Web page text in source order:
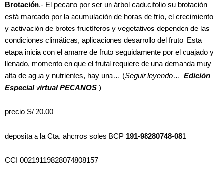
Brotación.- El pecano por ser un árbol caducifolio su brotación
está marcado por la acumulación de horas de frío, el crecimiento
y activación de brotes fructíferos y vegetativos dependen de las
condiciones climáticas, aplicaciones desarrollo del fruto. Esta
etapa inicia con el amarre de fruto seguidamente por el cuajado y
llenado, momento en que el frutal requiere de una demanda muy
alta de agua y nutrientes, hay una… (Seguir leyendo… Edición
Especial virtual PECANOS )
precio S/ 20.00
deposita a la Cta. ahorros soles BCP 191-98280748-081
CCI 00219119828074808157